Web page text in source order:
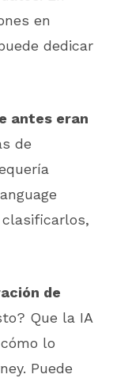
en
dedicar
antes eran
de
de
Que la IA
lo
Puede